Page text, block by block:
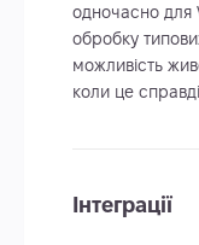
одночасно для
обробку
можливість
коли це
Інтеграції